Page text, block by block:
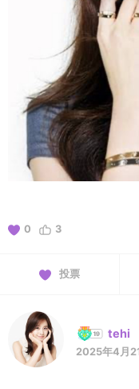
0 3
投票
tehi
2025年4月